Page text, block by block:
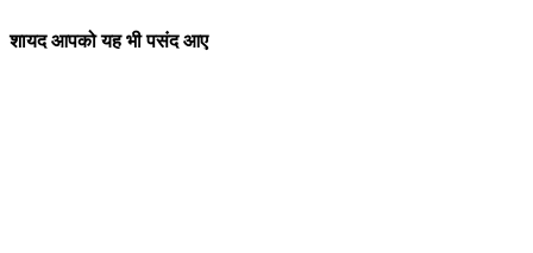
शायद आपको यह भी पसंद आए